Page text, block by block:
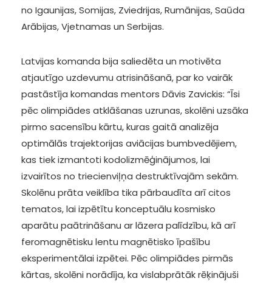
no Igaunijas, Somijas, Zviedrijas, Rumānijas, Saūda
Arābijas, Vjetnamas un Serbijas.
Latvijas komanda bija saliedēta un motivēta
atjautīgo uzdevumu atrisināšanā, par ko vairāk
pastāstīja komandas mentors Dāvis Zavickis: “Īsi
pēc olimpiādes atklāšanas uzrunas, skolēni uzsāka
pirmo sacensību kārtu, kuras gaitā analizēja
optimālās trajektorijas aviācijas bumbvedējiem,
kas tiek izmantoti kodolizmēģinājumos, lai
izvairītos no triecienviļņa destruktīvajām sekām.
Skolēnu prāta veiklība tika pārbaudīta arī citos
tematos, lai izpētītu konceptuālu kosmisko
aparātu paātrināšanu ar lāzera palīdzību, kā arī
feromagnētisku lentu magnētisko īpašību
eksperimentālai izpētei. Pēc olimpiādes pirmās
kārtas, skolēni norādīja, ka vislabprātāk rēķinājuši